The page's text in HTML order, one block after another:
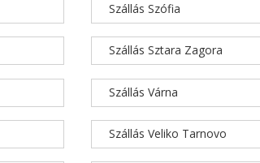
Szállás Szófia
Szállás Sztara Zagora
Szállás Várna
Szállás Veliko Tarnovo